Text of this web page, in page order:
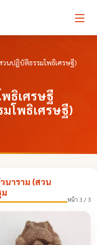
วนปฏิบัติธรรมโพธิเศรษฐี)
ธิเศรษฐี
โพธิเศรษฐี)
นาราม (สวน
หน้า 3 / 3